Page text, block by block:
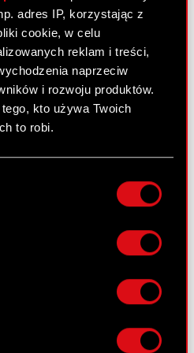
adres IP, korzystając z
cookie, w celu
reklam i treści,
naprzeciw
i rozwoju produktów.
kto używa Twoich
to robi.
dotyczące Twojej
z dokładnością nawet
urządzenie, aktywnie
je zbiory
oraz ustaw własne
. W Deklaracji
nr 68/2008
posiadający przynajmniej
Zwyczajnym Walnym
Optimus S.A. w dniu 30
r.
67/2008
samoistnego